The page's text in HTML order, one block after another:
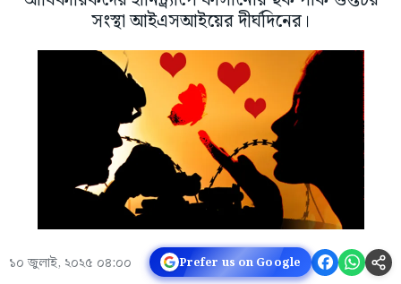
সংস্থা আইএসআইয়ের দীর্ঘদিনের।
১০ জুলাই, ২০২৫ ০৪:০০ Prefer us on Google